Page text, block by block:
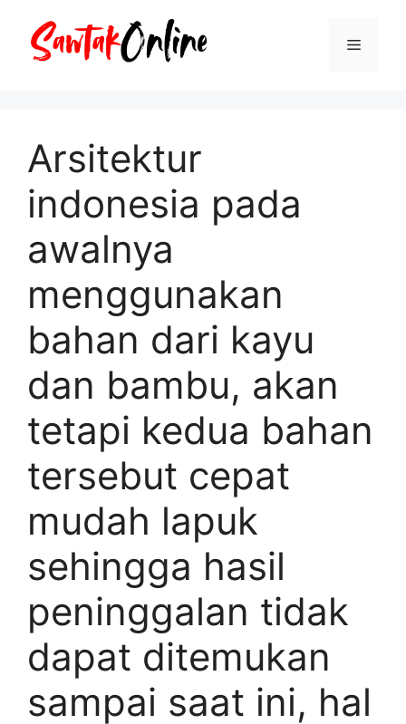
Menu
Arsitektur
indonesia pada
awalnya
menggunakan
bahan dari kayu
dan bambu, akan
tetapi kedua bahan
tersebut cepat
mudah lapuk
sehingga hasil
peninggalan tidak
dapat ditemukan
sampai saat ini, hal